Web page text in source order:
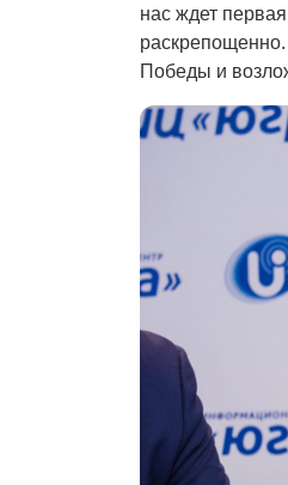
нас ждет
Победы и